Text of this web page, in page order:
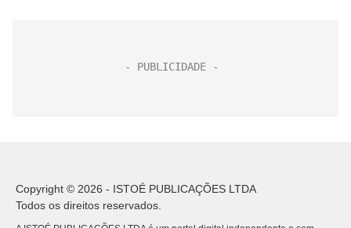
Copyright © 2026 - ISTOÉ PUBLICAÇÕES LTDA
Todos os direitos reservados.